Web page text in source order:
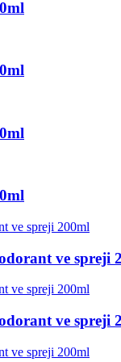
ve spreji
ve spreji